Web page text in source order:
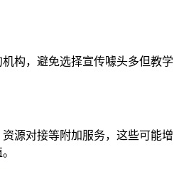
构，避免选择宣传噱头多但教学
源对接等附加服务，这些可能增